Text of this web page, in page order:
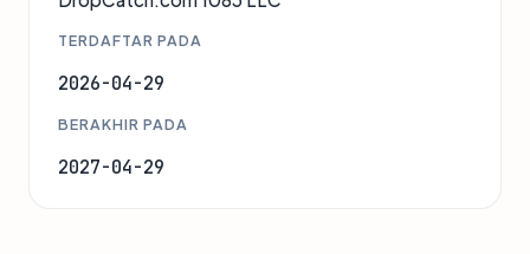
TERDAFTAR PADA
2026-04-29
BERAKHIR PADA
2027-04-29